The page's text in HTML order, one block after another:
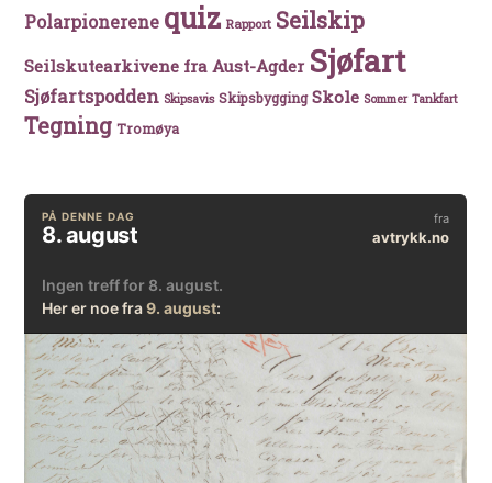
Polarpionerene quiz Rapport Seilskip
Seilskutearkivene fra Aust-Agder Sjøfart
Sjøfartspodden Skipsavis Skipsbygging Skole Sommer Tankfart
Tegning Tromøya